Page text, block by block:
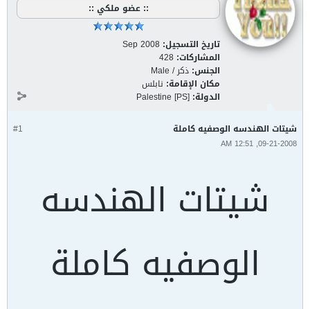
:: عضو ملكي ::
تاريخ التسجيل: Sep 2008
المشاركات: 428
الجنس: ذكر / Male
مكان الإقامة: نابلس
الدولة: Palestine [PS]
#1 شيتات الهندسه الوصفيه كاملة
09-21-2008, 12:51 AM
شيتات الهندسه
الوصفيه كاملة